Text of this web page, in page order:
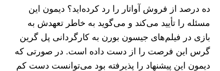
ده درصد از فروش آواتار را رد کرده‌اید؟ دیمون این
مسئله را تأیید می‌کند و می‌گوید به خاطر تعهدش به
بازی در فیلم‌های جیسون بورن به کارگردانی پل گرین‌
گرس این فرصت را از دست داده است. در صورتی که
دیمون این پیشنهاد را پذیرفته بود می‌توانست دست کم